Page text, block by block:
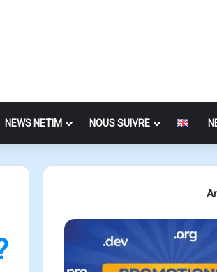
NEWS NETIM NOUS SUIVRE